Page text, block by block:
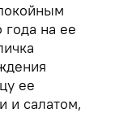
года на ее
ее
и салатом,